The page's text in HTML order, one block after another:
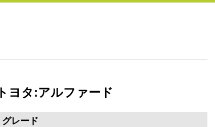
トヨタ:アルファード
グレード